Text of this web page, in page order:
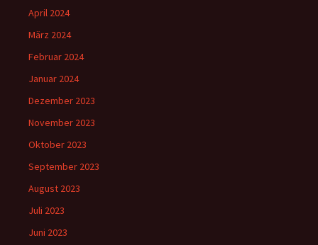
April 2024
März 2024
Februar 2024
Januar 2024
Dezember 2023
November 2023
Oktober 2023
September 2023
August 2023
Juli 2023
Juni 2023